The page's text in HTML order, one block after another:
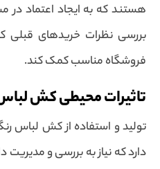
هستند که به ایجاد اعتماد
بررسی نظرات خریدهای قبلی
فروشگاه مناسب کمک کند.
تاثیرات محیطی کش
تولید و استفاده از کش لباس
دارد که نیاز به بررسی و مدیریت